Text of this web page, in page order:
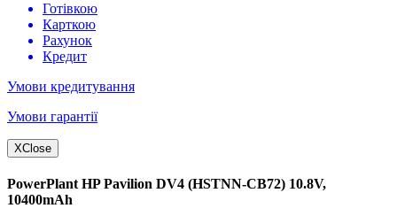
Готівкою
Карткою
Рахунок
Кредит
Умови кредитування
Умови гарантії
XClose
PowerPlant HP Pavilion DV4 (HSTNN-CB72) 10.8V,
10400mAh